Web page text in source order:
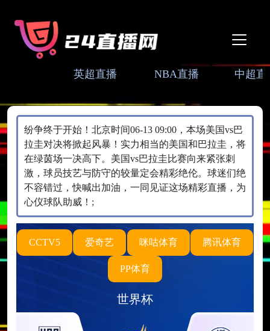
英超直播 NBA直播 中超直
纷争终于开始！北京时间06-13 09:00，本场美国vs巴
拉圭对决将掀起风暴！实力相当的美国和巴拉圭，将
在绿茵场一决高下。美国vs巴拉圭比赛向来紧张刺
激，球员技艺与防守的较量定会精彩绝伦。球迷们绝
不容错过，快喊出加油，一同见证这场精彩直播，为
心仪球队助威！;
CCTV5 爱奇艺 咪咕体育 腾讯体育
PP体育
世界杯